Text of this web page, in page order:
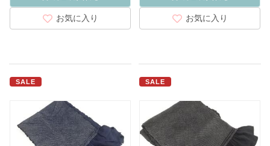
お気に入り お気に入り
SALE SALE